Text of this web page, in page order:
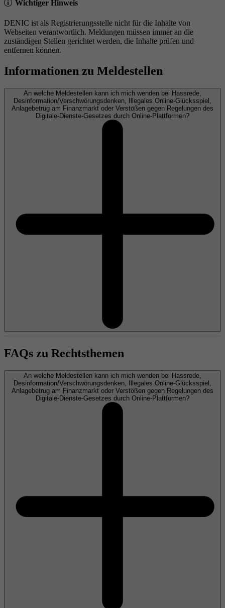
Wichtiger Hinweis
DENIC ist als Registrierungsstelle nicht für die Inhalte von
Webseiten verantwortlich. Meldungen müssen immer an die
zuständigen Stellen gerichtet werden, die Inhalte prüfen und
entfernen können.
Informationen zu Meldestellen
An welche Meldestellen kann ich mich wenden bei Hassrede,
Desinformation/Verschwörungsdenken, Illegales Online-Glücksspiel,
Anlagebetrug am Finanzmarkt oder Verstößen gegen Regelungen des
Digitale-Dienste-Gesetzes durch Online-Plattformen?
FAQs zu Rechtsthemen
An welche Meldestellen kann ich mich wenden bei Hassrede,
Desinformation/Verschwörungsdenken, Illegales Online-Glücksspiel,
Anlagebetrug am Finanzmarkt oder Verstößen gegen Regelungen des
Digitale-Dienste-Gesetzes durch Online-Plattformen?